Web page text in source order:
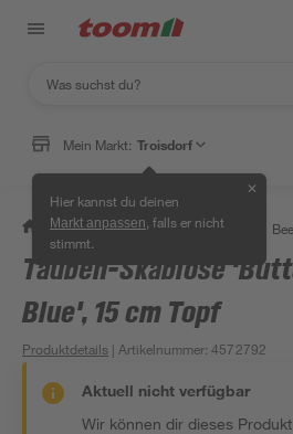
Mein Markt: Troisdorf
Hier kannst du deinen
Markt anpassen , falls er nicht
stimmt.
✕
/ Garten & Freizeit / Pflanzen
Tauben-Skabiose
Blue', 15 cm Topf
Produktdetails | Artikelnummer:4572792
Aktuell nicht verfügbar
Wir können dir dieses